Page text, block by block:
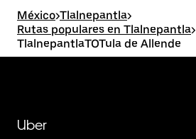
México>Tlalnepantla>
Rutas populares en Tlalnepantla>
TlalnepantlaTOTula de Allende
Uber